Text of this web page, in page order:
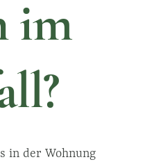
im
in der Wohnung